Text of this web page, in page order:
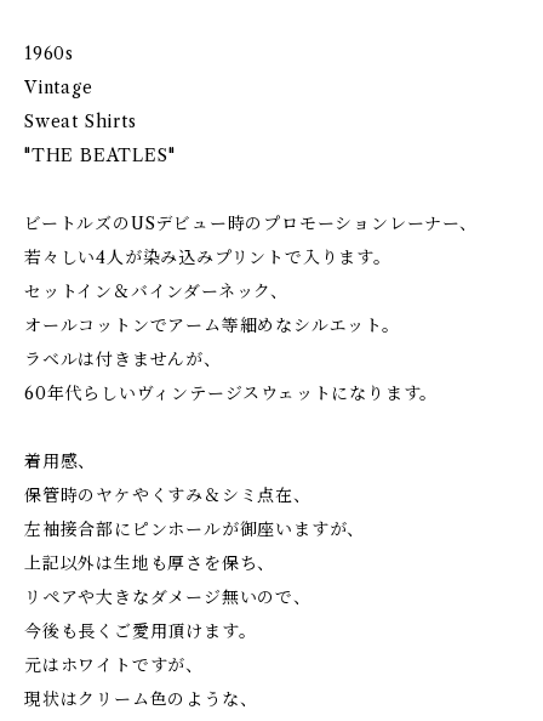
1960s
Vintage
Sweat Shirts
"THE BEATLES"
ビートルズのUSデビュー時のプロモーションレーナー、
若々しい4人が染み込みプリントで入ります。
セットイン＆バインダーネック、
オールコットンでアーム等細めなシルエット。
ラベルは付きませんが、
60年代らしいヴィンテージスウェットになります。
着用感、
保管時のヤケやくすみ＆シミ点在、
左袖接合部にピンホールが御座いますが、
上記以外は生地も厚さを保ち、
リペアや大きなダメージ無いので、
今後も長くご愛用頂けます。
元はホワイトですが、
現状はクリーム色のような、